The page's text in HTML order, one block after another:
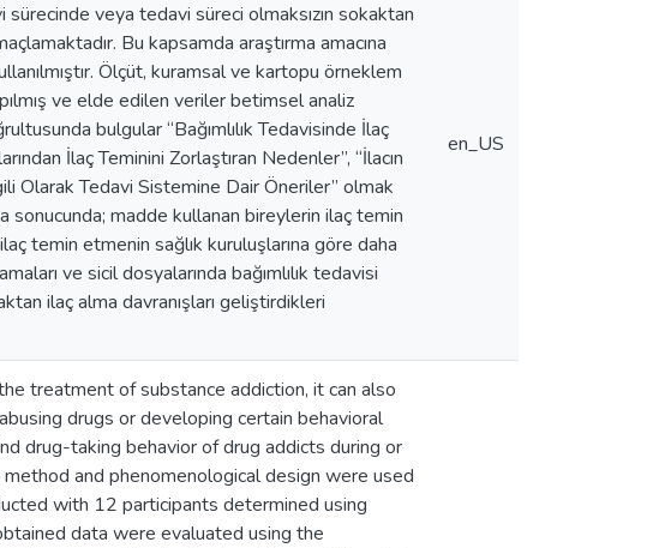
veya tedavi süreci olmaksızın sokaktan
Bu kapsamda araştırma amacına
Ölçüt, kuramsal ve kartopu örneklem
ve elde edilen veriler betimsel analiz
bulgular “Bağımlılık Tedavisinde İlaç
İlaç Teminini Zorlaştıran Nedenler”, “İlacın
Olarak Tedavi Sistemine Dair Öneriler” olmak
sonucunda; madde kullanan bireylerin ilaç temin
temin etmenin sağlık kuruluşlarına göre daha
ve sicil dosyalarında bağımlılık tedavisi
ilaç alma davranışları geliştirdikleri
en_US
treatment of substance addiction, it can also
drugs or developing certain behavioral
drug-taking behavior of drug addicts during or
and phenomenological design were used
with 12 participants determined using
data were evaluated using the